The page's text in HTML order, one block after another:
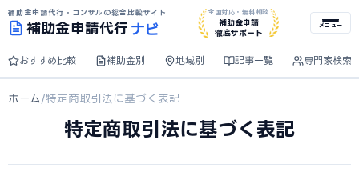
補助金申請代行・コンサルの総合比較サイト
補助金申請代行 ナビ
全国対応・無料相談
補助金申請
徹底サポート
メニュー
おすすめ比較 補助金別 地域別 記事一覧 専門家検索
ホーム /特定商取引法に基づく表記
特定商取引法に基づく表記